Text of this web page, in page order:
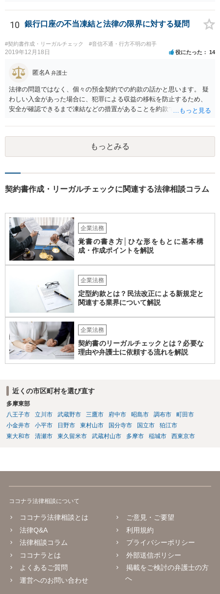
10 銀行口座の不当凍結と法律の限界に対する疑問
#契約書作成・リーガルチェック #音信不通・行方不明の相手
2019年12月18日 役にたった 14
匿名A 弁護士
法律の問題ではなく、個々の預金契約での約款の話かと思います。 疑
わしい入金があった場合に、犯罪による収益の移転を防止するため、
安全が確認できるまで凍結などの措置があることを約款で定めている
口座を開設している以上、応じざるを得ません。 銀行に根拠を確認し
てみるとよいでしょう。
もっとみる
契約書作成・リーガルチェックに関連する法律相談コラム
企業法務
覚書の書き方│ひな形をもとに基本構
成・作成ポイントを解説
企業法務
定型約款とは？民法改正による新規定と
関連する業界について解説
企業法務
契約書のリーガルチェックとは？必要な
理由や弁護士に依頼する流れを解説
近くの市区町村を選び直す
多摩東部
八王子市
立川市 武蔵野市 三鷹市 府中市 昭島市 調布市
町田市
小金井市
小平市 日野市 東村山市 国分寺市 国立市
狛江市
東大和市
清瀬市 東久留米市 武蔵村山市 多摩市 稲城市 西東京市
ココナラ法律相談について
ココナラ法律相談とは
法律Q&A
法律相談コラム
ココナラとは
よくあるご質問
運営へのお問い合わせ
ご意見・ご要望
利用規約
プライバシーポリシー
外部送信ポリシー
掲載をご検討の弁護士の方
へ